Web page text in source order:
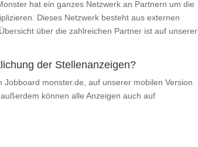
hat ein ganzes Netzwerk an Partnern um die
Dieses Netzwerk besteht aus externen
über die zahlreichen Partner ist auf unserer
der Stellenanzeigen?
monster.de, auf unserer mobilen Version
können alle Anzeigen auch auf